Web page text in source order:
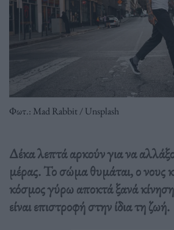
Φωτ.: Mad Rabbit / Unsplash
Δέκα λεπτά αρκούν για να
μέρας. Το σώμα θυμάται, ο νους
κόσμος γύρω αποκτά ξανά
είναι επιστροφή στην ίδια τη ζωή.